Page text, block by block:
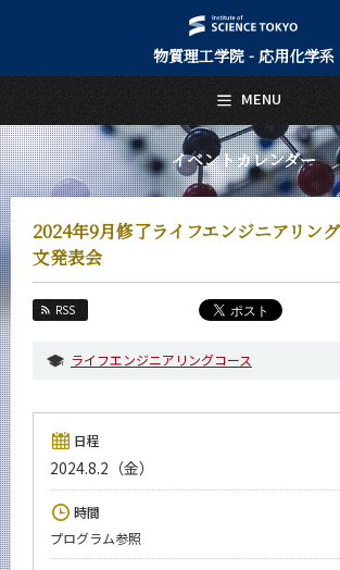
物質理工学院 - 応用化学系
イベントカレンダー
2024年9月修了ライフエンジニアリン
文発表会
RSS
ライフエンジニアリングコース
日程
2024.8.2（金）
時間
プログラム参照
MENU
日本語
トップページ
Top Page
応用化学系について
About Us
教育
Education
教員・研究室
Faculty and Laboratories
未来
Admissions
応用化学系 News
News
イベントカレンダー
Event Calendar